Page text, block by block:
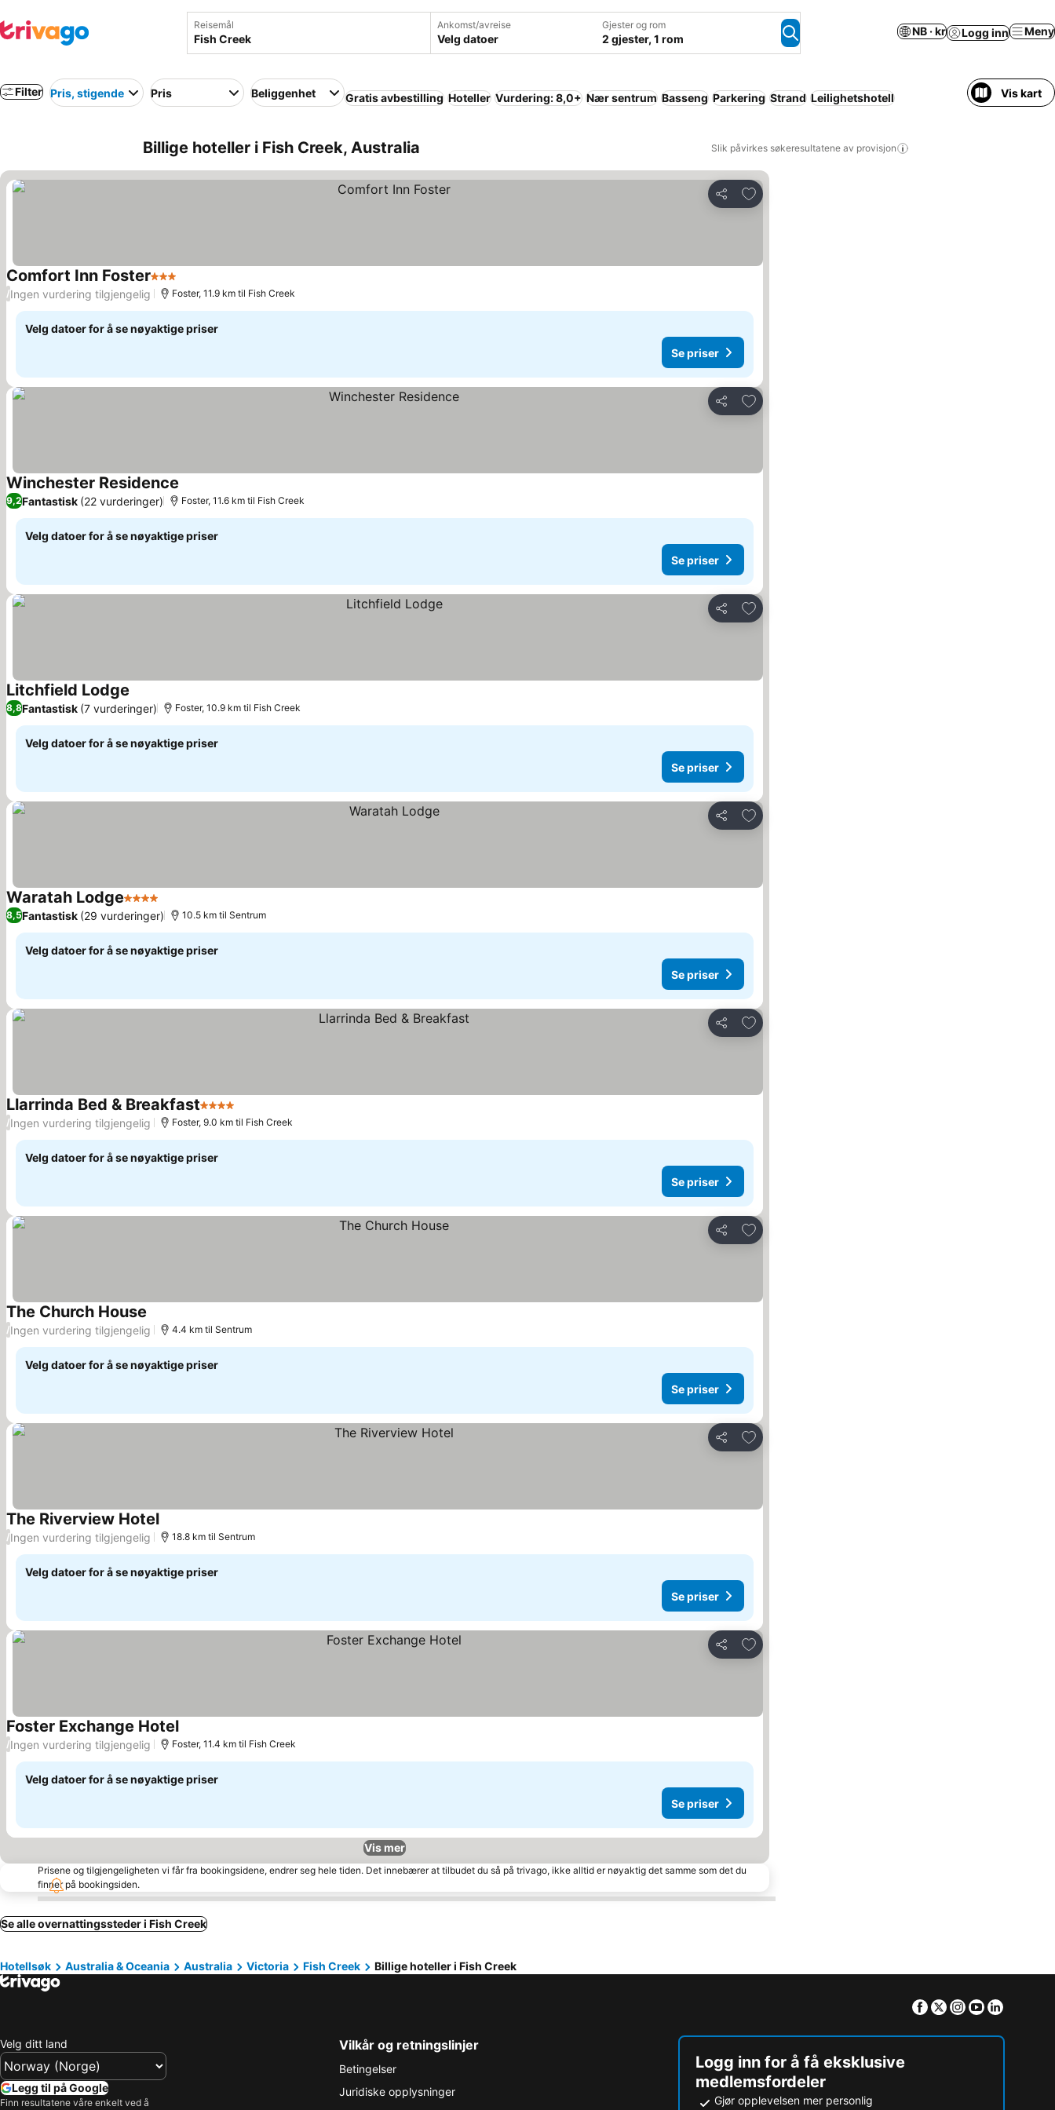
Reisemål Ankomst/avreise
Velg datoer
Gjester og rom
2 gjester, 1 rom
NB · kr Logg inn Meny
Filter Pris, stigende Pris Beliggenhet Gratis avbestilling Hoteller Vurdering: 8,0+ Nær sentrum Basseng Parkering Strand Leilighetshotell Vis kart
Billige hoteller i Fish Creek, Australia Slik påvirkes søkeresultatene av provisjon
Del
Legg til i favoritter
Comfort Inn Foster3 Stjerner
/Ingen vurdering tilgjengelig Foster, 11.9 km til Fish Creek
Velg datoer for å se nøyaktige priser
Se priser
Del
Legg til i favoritter
Winchester Residence
9,2Fantastisk (22 vurderinger) Foster, 11.6 km til Fish Creek
Velg datoer for å se nøyaktige priser
Se priser
Del
Legg til i favoritter
Litchfield Lodge
8,8Fantastisk (7 vurderinger) Foster, 10.9 km til Fish Creek
Velg datoer for å se nøyaktige priser
Se priser
Del
Legg til i favoritter
Waratah Lodge4 Stjerner
8,5Fantastisk (29 vurderinger) 10.5 km til Sentrum
Velg datoer for å se nøyaktige priser
Se priser
Del
Legg til i favoritter
Llarrinda Bed & Breakfast4 Stjerner
/Ingen vurdering tilgjengelig Foster, 9.0 km til Fish Creek
Velg datoer for å se nøyaktige priser
Se priser
Del
Legg til i favoritter
The Church House
/Ingen vurdering tilgjengelig 4.4 km til Sentrum
Velg datoer for å se nøyaktige priser
Se priser
Del
Legg til i favoritter
The Riverview Hotel
/Ingen vurdering tilgjengelig 18.8 km til Sentrum
Velg datoer for å se nøyaktige priser
Se priser
Del
Legg til i favoritter
Foster Exchange Hotel
/Ingen vurdering tilgjengelig Foster, 11.4 km til Fish Creek
Velg datoer for å se nøyaktige priser
Se priser
Vis mer
Prisene og tilgjengeligheten vi får fra bookingsidene, endrer seg hele tiden. Det innebærer at tilbudet du så på trivago, ikke alltid er nøyaktig det samme som det du
finner på bookingsiden.
Se alle overnattingssteder i Fish Creek
Hotellsøk Australia & Oceania Australia Victoria Fish Creek Billige hoteller i Fish Creek
Facebook
TwitterInstagram
Youtube
Velg ditt land
Legg til på Google
Finn resultatene våre enkelt ved å
Vilkår og retningslinjer
Betingelser
Juridiske opplysninger
Logg inn for å få eksklusive
medlemsfordeler
Gjør opplevelsen mer personlig